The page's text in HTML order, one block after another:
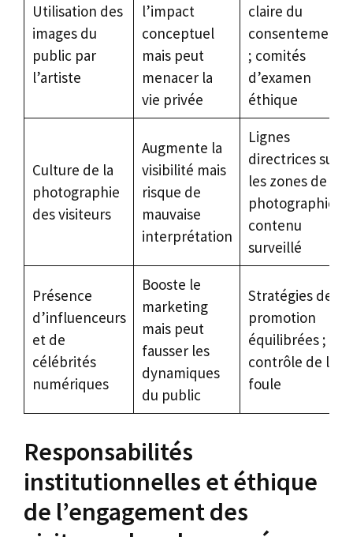
Utilisation des
images du
public par
l’artiste
l’impact
conceptuel
mais peut
menacer la
vie privée
claire du
consentement
; comités
d’examen
éthique
Culture de la
photographie
des visiteurs
Augmente la
visibilité mais
risque de
mauvaise
interprétation
Lignes
directrices sur
les zones de
photographie ;
contenu
surveillé
Présence
d’influenceurs
et de
célébrités
numériques
Booste le
marketing
mais peut
fausser les
dynamiques
du public
Stratégies de
promotion
équilibrées ;
contrôle de la
foule
Responsabilités
institutionnelles et éthique
de l’engagement des